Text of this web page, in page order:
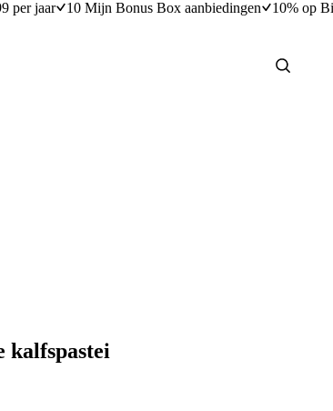
per jaar 10 Mijn Bonus Box aanbiedingen 10% op
kalfspastei